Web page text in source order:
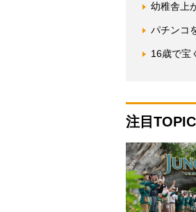
幼稚舎上
パチンコ
16歳で宝
注目TOPIC